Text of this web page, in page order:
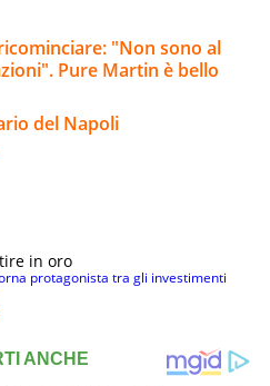
"Non sono al
Pure Martin è bello
del Napoli
in oro
protagonista tra gli investimenti